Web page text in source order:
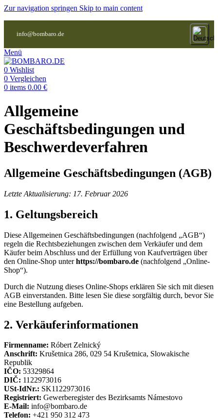
Zur navigation springen Skip to main content
info@bombaro.de
Menü
0 Wishlist
0 Vergleichen
0 items 0.00 €
Allgemeine
Geschäftsbedingungen und
Beschwerdeverfahren
Allgemeine Geschäftsbedingungen (AGB)
Letzte Aktualisierung: 17. Februar 2026
1. Geltungsbereich
Diese Allgemeinen Geschäftsbedingungen (nachfolgend „AGB“)
regeln die Rechtsbeziehungen zwischen dem Verkäufer und dem
Käufer beim Abschluss und der Erfüllung von Kaufverträgen über
den Online-Shop unterhttps://bombaro.de (nachfolgend „Online-
Shop“).
Durch die Nutzung dieses Online-Shops erklären Sie sich mit diesen
AGB einverstanden. Bitte lesen Sie diese sorgfältig durch, bevor Sie
eine Bestellung aufgeben.
2. Verkäuferinformationen
Firmenname: Róbert Zelnický
Anschrift: Krušetnica 286, 029 54 Krušetnica, Slowakische
Republik
IČO: 53329864
DIČ: 1122973016
USt-IdNr.: SK1122973016
Registriert: Gewerberegister des Bezirksamts Námestovo
E-Mail: info@bombaro.de
Telefon: +421 950 312 473